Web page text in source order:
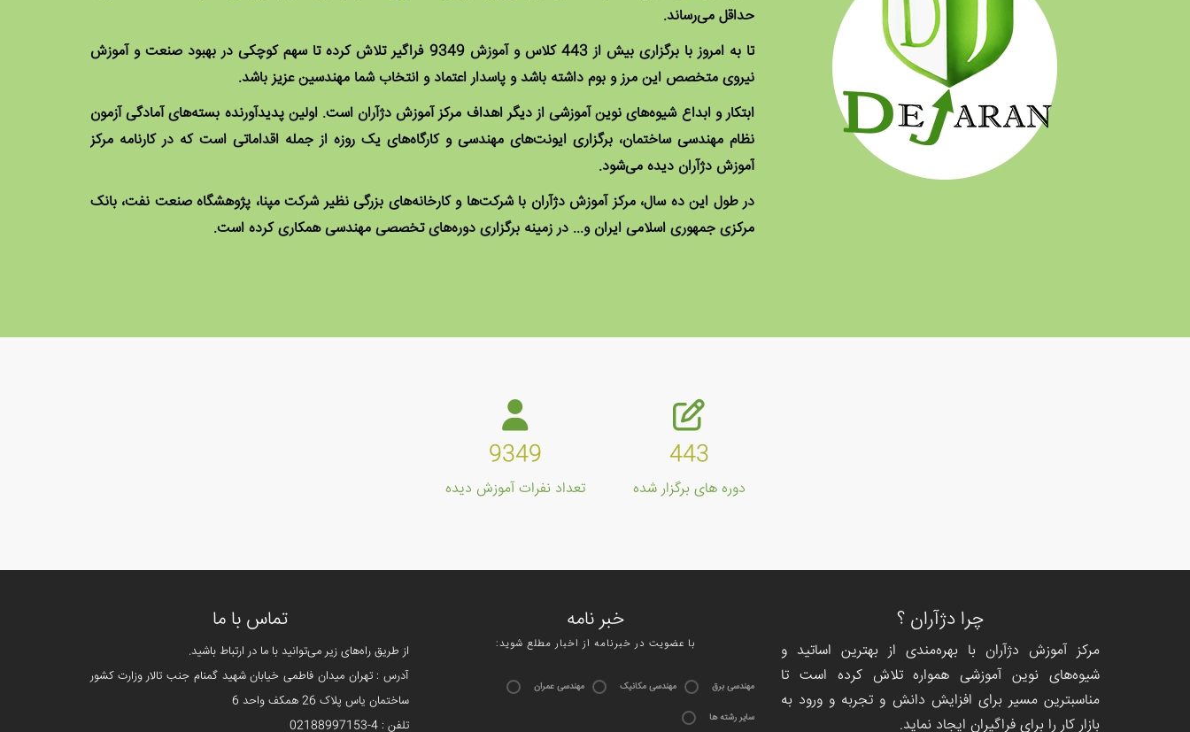
حداقل می‌رساند.
تا به امروز با برگزاری بیش از 443 کلاس و آموزش 9349 فراگیر تلاش کرده‌ تا سهم کوچکی در بهبود صنعت و آموزش
نیروی متخصص این مرز و بوم داشته باشد و پاسدار اعتماد و انتخاب شما مهندسین عزیز باشد.
ابتکار و ابداع شیوه‌های نوین آموزشی از دیگر اهداف مرکز آموزش دژآران است. اولین پدیدآورنده بسته‌های آمادگی آزمون
نظام مهندسی ساختمان، برگزاری ایونت‌های مهندسی و کارگاه‌های یک روزه از جمله اقداماتی است که در کارنامه مرکز
آموزش دژآران دیده می‌شود.
در طول این ده سال، مرکز آموزش دژآران با شرکت‌ها و کارخانه‌های بزرگی نظیر شرکت مپنا، پژوهشگاه صنعت نفت، بانک
مرکزی جمهوری اسلامی ایران و... در زمینه برگزاری دوره‌های تخصصی مهندسی همکاری کرده است.
9349
تعداد نفرات آموزش دیده
443
دوره های برگزار شده
چرا دژآران ؟
مرکز آموزش دژآران با بهره‌مندی از بهترین اساتید و
شیوه‌های نوین آموزشی همواره تلاش کرده است تا
مناسبترین مسیر برای افزایش دانش و تجربه و ورود به
بازار کار را برای فراگیران ایجاد نماید.
خبر نامه
:با عضویت در خبرنامه از اخبار مطلع شوید
مهندسی برق مهندسی مکانیک مهندسی عمران
سایر رشته ها
تماس با ما
از طریق راه‌های زیر می‌توانید با ما در ارتباط باشید.
آدرس : تهران میدان فاطمی خیابان شهید گمنام جنب تالار وزارت کشور
ساختمان یاس پلاک 26 همکف واحد 6
تلفن : 4-02188997153